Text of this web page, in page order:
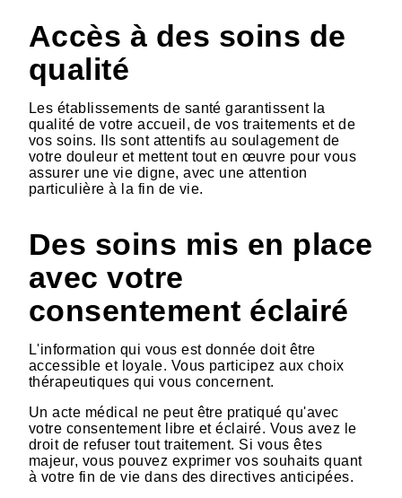
Accès à des soins de
qualité
Les établissements de santé garantissent la
qualité de votre accueil, de vos traitements et de
vos soins. Ils sont attentifs au soulagement de
votre douleur et mettent tout en œuvre pour vous
assurer une vie digne, avec une attention
particulière à la fin de vie.
Des soins mis en place
avec votre
consentement éclairé
L'information qui vous est donnée doit être
accessible et loyale. Vous participez aux choix
thérapeutiques qui vous concernent.
Un acte médical ne peut être pratiqué qu'avec
votre consentement libre et éclairé. Vous avez le
droit de refuser tout traitement. Si vous êtes
majeur, vous pouvez exprimer vos souhaits quant
à votre fin de vie dans des directives anticipées.